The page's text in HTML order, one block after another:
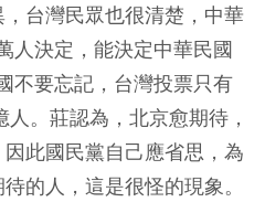
台灣民眾也很清楚，中華
人決定，能決定中華民國
不要忘記，台灣投票只有
。莊認為，北京愈期待，
此國民黨自己應省思，為
的人，這是很怪的現象。